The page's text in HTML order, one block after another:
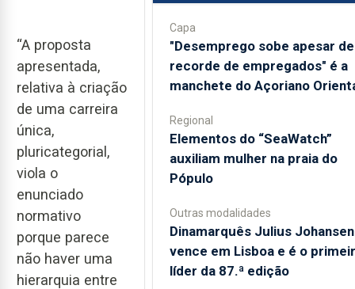
“A proposta
apresentada,
relativa à criação
de uma carreira
única,
pluricategorial,
viola o
enunciado
normativo
porque parece
não haver uma
hierarquia entre
Capa
"Desemprego sobe apesar de
recorde de empregados" é a
manchete do Açoriano
Regional
​Elementos do “SeaWatch”
auxiliam mulher na praia do
Pópulo
Outras modalidades
Dinamarquês Julius Johansen
vence em Lisboa e é o
líder da 87.ª edição